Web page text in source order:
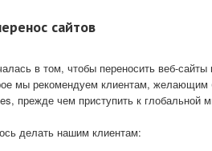
сайтов
в том, чтобы переносить веб-сайты
мы рекомендуем клиентам, желающим
прежде чем приступить к глобальной
делать нашим клиентам: